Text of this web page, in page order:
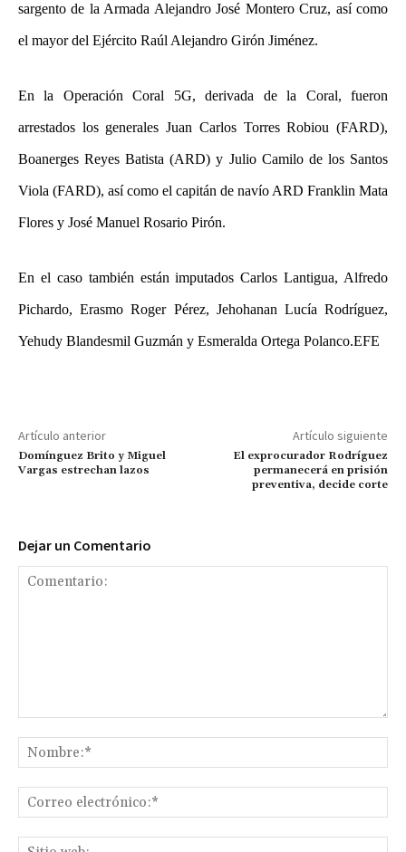
sargento de la Armada Alejandro José Montero Cruz, así como
el mayor del Ejército Raúl Alejandro Girón Jiménez.
En la Operación Coral 5G, derivada de la Coral, fueron
arrestados los generales Juan Carlos Torres Robiou (FARD),
Boanerges Reyes Batista (ARD) y Julio Camilo de los Santos
Viola (FARD), así como el capitán de navío ARD Franklin Mata
Flores y José Manuel Rosario Pirón.
En el caso también están imputados Carlos Lantigua, Alfredo
Pichardo, Erasmo Roger Pérez, Jehohanan Lucía Rodríguez,
Yehudy Blandesmil Guzmán y Esmeralda Ortega Polanco.EFE
Artículo anterior
Domínguez Brito y Miguel
Vargas estrechan lazos
Artículo siguiente
El exprocurador Rodríguez
permanecerá en prisión
preventiva, decide corte
Dejar un Comentario